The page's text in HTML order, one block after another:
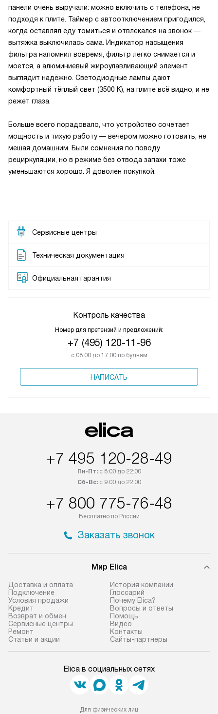
панели очень выручали: можно включить с телефона, не
подходя к плите. Таймер с автоотключением пригодился,
когда оставлял еду томиться и отвлекался на звонок —
вытяжка выключилась сама. Индикатор насыщения
фильтра напомнил вовремя, фильтр легко снимается и
моется, а алюминиевый жироулавливающий элемент
выглядит надёжно. Светодиодные лампы дают
комфортный тёплый свет (3500 К), на плите всё видно, и не
режет глаза.
Больше всего порадовало, что устройство сочетает
мощность и тихую работу — вечером можно готовить, не
мешая домашним. Были сомнения по поводу
рециркуляции, но в режиме без отвода запахи тоже
уменьшаются хорошо. Я доволен покупкой.
Сервисные центры
Техническая документация
Официальная гарантия
Контроль качества
Номер для претензий и предложений:
+7 (495) 120-11-96
с 08:00 до 17:00 по будням
НАПИСАТЬ
+7 495 120-28-49
Пн-Пт:с 8:00 до 22:00
Сб-Вс:с 9:00 до 22:00
+7 800 775-76-48
Бесплатно по России
Заказать звонок
Мир Elica
Доставка и оплата
Подключение
Условия продажи
Кредит
Возврат и обмен
Сервисные центры
Ремонт
Статьи и акции
История компании
Глоссарий
Почему Elica?
Вопросы и ответы
Помощь
Видео
Контакты
Сайты-партнеры
Elica в социальных сетях
Для физических лиц